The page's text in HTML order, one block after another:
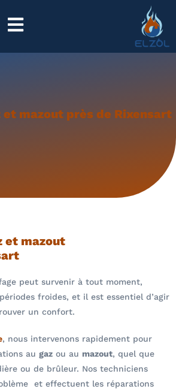
et mazout près de Rixensart
et mazout
peut survenir à tout moment,
froides, et il est essentiel d’agir
un confort.
, nous intervenons rapidement pour
au gaz ou au mazout, quel que
ou de brûleur. Nos techniciens
et effectuent les réparations